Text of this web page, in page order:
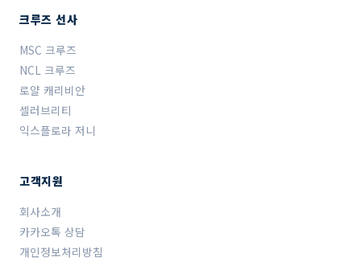
크루즈 선사
MSC 크루즈
NCL 크루즈
로얄 캐리비안
셀러브리티
익스플로라 저니
고객지원
회사소개
카카오톡 상담
개인정보처리방침